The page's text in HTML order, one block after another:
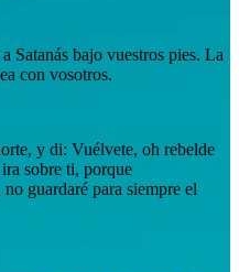
Satanás bajo vuestros pies. La
con vosotros.
y di: Vuélvete, oh rebelde
sobre ti, porque
guardaré para siempre el